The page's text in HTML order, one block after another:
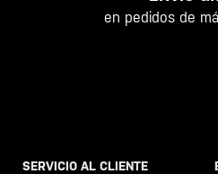
en pedidos de
SERVICIO AL CLIENTE